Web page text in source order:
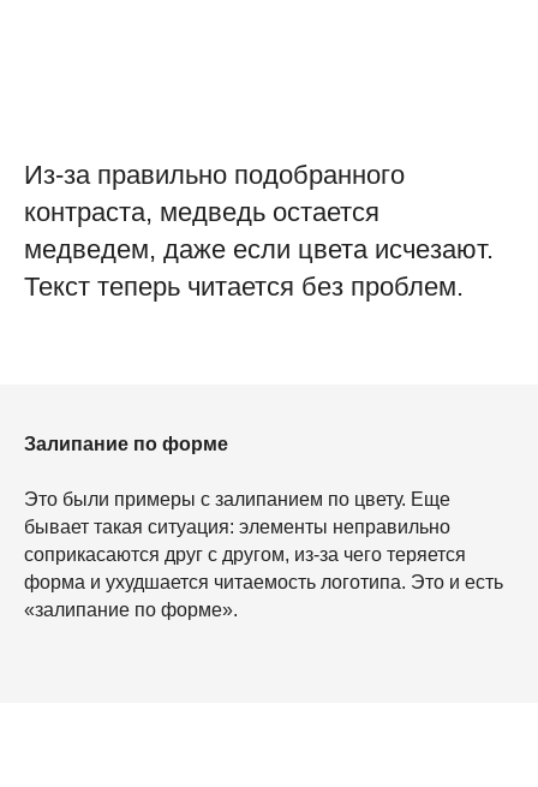
Из-за правильно подобранного
контраста, медведь остается
медведем, даже если цвета исчезают.
Текст теперь читается без проблем.
Залипание по форме
Это были примеры с залипанием по цвету. Еще
бывает такая ситуация: элементы неправильно
соприкасаются друг с другом, из-за чего теряется
форма и ухудшается читаемость логотипа. Это и есть
«залипание по форме».